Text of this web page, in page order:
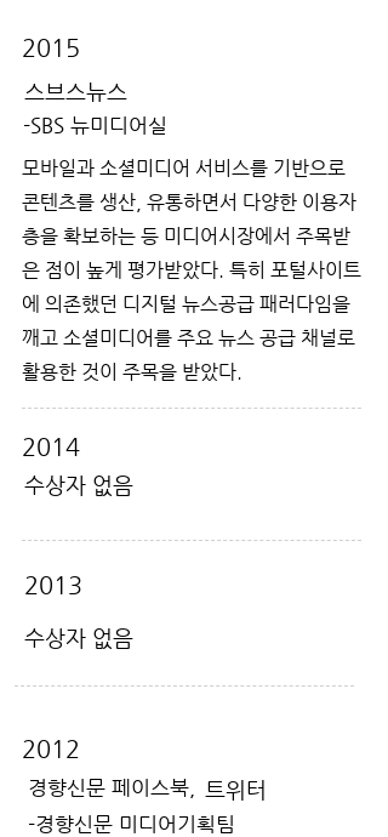
2015
스브스뉴스
2014
2013
-SBS 뉴미디어실
모바일과 소셜미디어 서비스를 기반으로
콘텐츠를 생산, 유통하면서 다양한 이용자
층을 확보하는 등 미디어시장에서 주목받
은 점이 높게 평가받았다. 특히 포털사이트
에 의존했던 디지털 뉴스공급 패러다임을
깨고 소셜미디어를 주요 뉴스 공급 채널로
활용한 것이 주목을 받았다.
2012
경향신문 페이스북,
-경향신문 미디어기획팀
트위터
수상자 없음
수상자 없음